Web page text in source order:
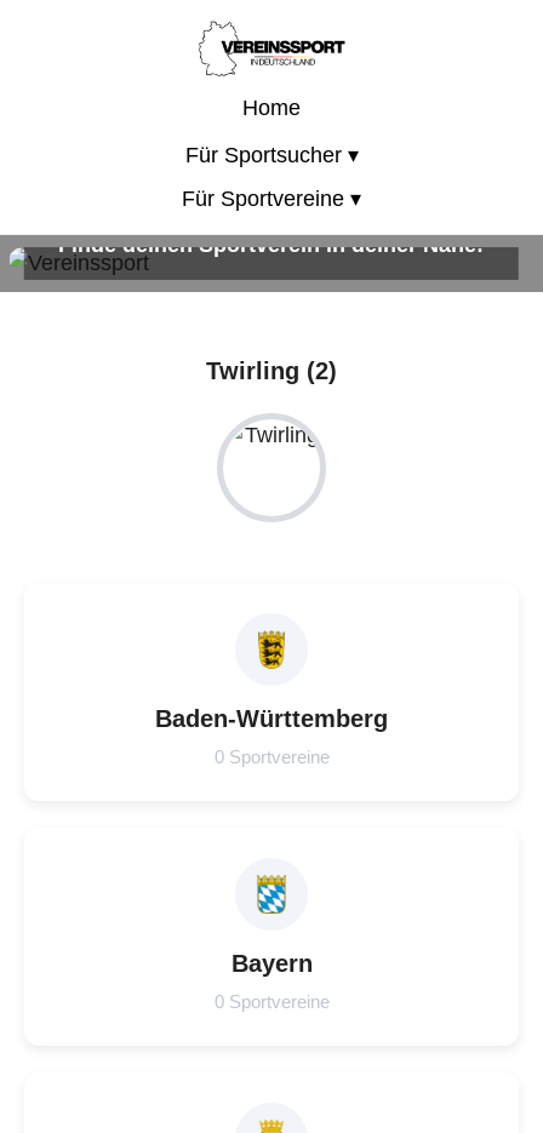
Home
Für Sportsucher ▾
Für Sportvereine ▾
Finde deinen Sportverein in deiner Nähe!
Twirling (2)
Baden-Württemberg
0 Sportvereine
Bayern
0 Sportvereine